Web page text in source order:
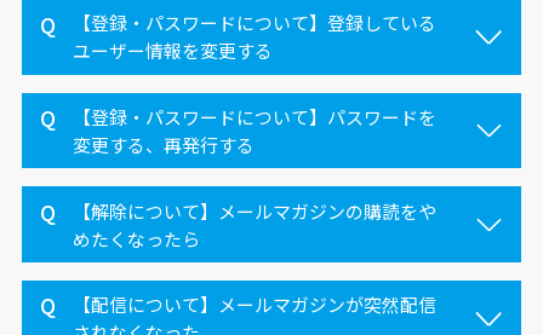
【登録・パスワードについて】登録している
ユーザー情報を変更する
【登録・パスワードについて】パスワードを
変更する、再発行する
【解除について】メールマガジンの購読をや
めたくなったら
【配信について】メールマガジンが突然配信